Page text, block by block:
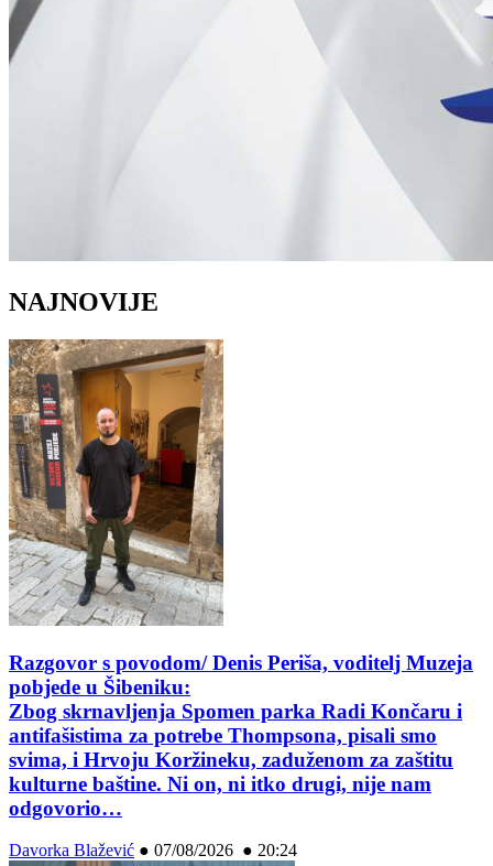
NAJNOVIJE
Razgovor s povodom/ Denis Periša, voditelj Muzeja
pobjede u Šibeniku:
Zbog skrnavljenja Spomen parka Radi Končaru i
antifašistima za potrebe Thompsona, pisali smo
svima, i Hrvoju Koržineku, zaduženom za zaštitu
kulturne baštine. Ni on, ni itko drugi, nije nam
odgovorio…
Davorka Blažević ● 07/08/2026 ● 20:24